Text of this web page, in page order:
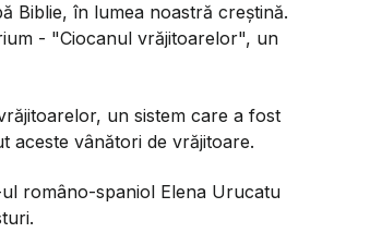
Biblie, în lumea noastră creștină.
- "Ciocanul vrăjitoarelor", un
un sistem care a fost
aceste vânători de vrăjitoare.
româno-spaniol Elena Urucatu